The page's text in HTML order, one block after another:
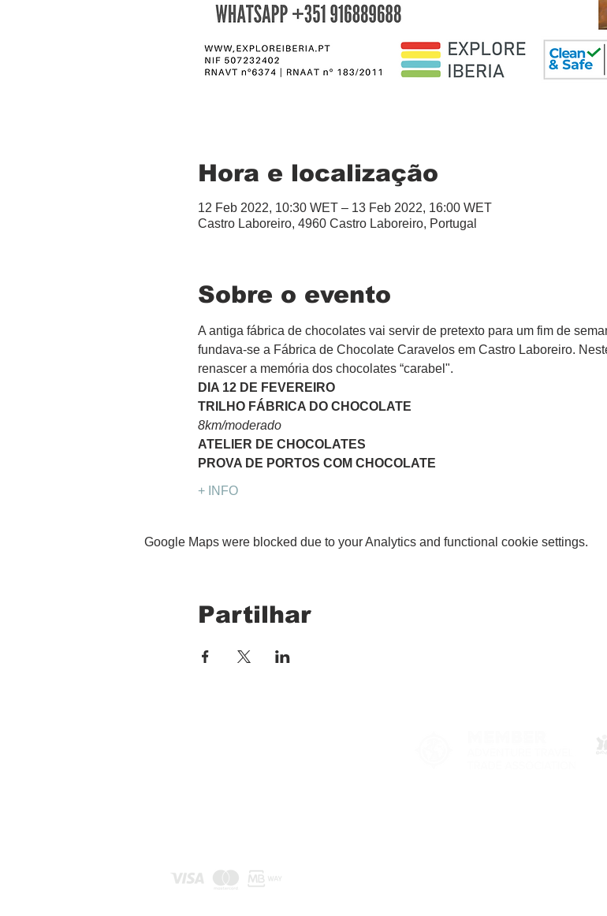
Hora e localização
12 Feb 2022, 10:30 WET – 13 Feb 2022, 16:00 WET
Castro Laboreiro, 4960 Castro Laboreiro, Portugal
Sobre o evento
A antiga fábrica de chocolates vai servir de pretexto para um fim de
fundava-se a Fábrica de Chocolate Caravelos em Castro Laboreiro.
renascer a memória dos chocolates “carabel".
DIA 12 DE FEVEREIRO
TRILHO FÁBRICA DO CHOCOLATE
8km/moderado
ATELIER DE CHOCOLATES
PROVA DE PORTOS COM CHOCOLATE
+ INFO
Google Maps were blocked due to your Analytics and functional cookie settings.
Partilhar